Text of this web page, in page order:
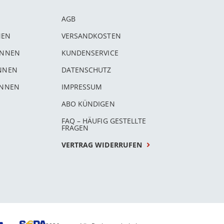
AGB
VERSANDKOSTEN
KUNDENSERVICE
DATENSCHUTZ
IMPRESSUM
ABO KÜNDIGEN
FAQ – HÄUFIG GESTELLTE
FRAGEN
VERTRAG WIDERRUFEN